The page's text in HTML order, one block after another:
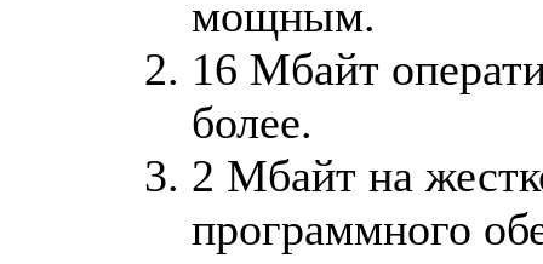
мощным.
16 Мбайт
более.
2 Мбайт на
программного